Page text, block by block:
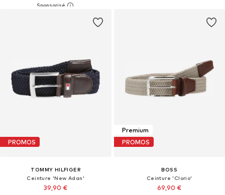
PROMOS
TOMMY HILFIGER
Ceinture 'New Adan'
39,90 €
Premium
PROMOS
BOSS
Ceinture 'Clorio'
69,90 €